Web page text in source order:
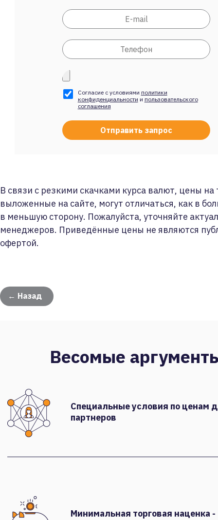
Согласие с условиями политики
конфиденциальности и пользовательского
соглашения
В связи с резкими скачками курса валют, цены на
выложенные на сайте, могут отличаться, как в
в меньшую сторону. Пожалуйста, уточняйте
менеджеров. Приведённые цены не являются
офертой.
← Назад
Весомые
Специальные условия по ценам
партнеров
Минимальная торговая наценка